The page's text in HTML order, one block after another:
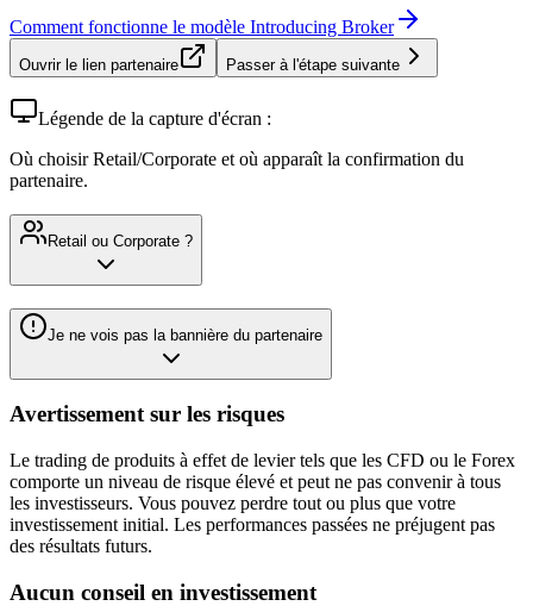
Comment fonctionne le modèle Introducing Broker
Ouvrir le lien partenaire Passer à l'étape suivante
Légende de la capture d'écran :
Où choisir Retail/Corporate et où apparaît la confirmation du
partenaire.
Retail ou Corporate ?
Je ne vois pas la bannière du partenaire
Avertissement sur les risques
Le trading de produits à effet de levier tels que les CFD ou le Forex
comporte un niveau de risque élevé et peut ne pas convenir à tous
les investisseurs. Vous pouvez perdre tout ou plus que votre
investissement initial. Les performances passées ne préjugent pas
des résultats futurs.
Aucun conseil en investissement